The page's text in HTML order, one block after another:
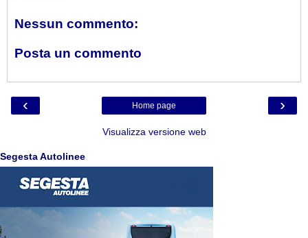
Nessun commento:
Posta un commento
‹ ›
Home page
Visualizza versione web
Segesta Autolinee